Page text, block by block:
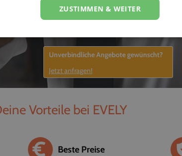
Unverbindliche Angebote gewünscht?
Jetzt anfragen!
Vorteile bei EVELY
Beste Preise
ZUSTIMMEN & WEITER